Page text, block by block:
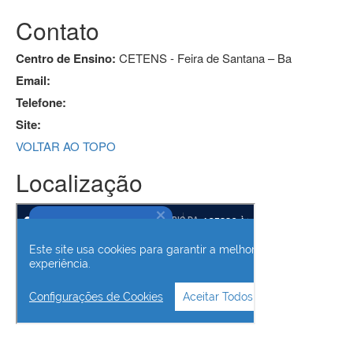
Contato
Centro de Ensino: CETENS - Feira de Santana – Ba
Email:
Telefone:
Site:
VOLTAR AO TOPO
Localização